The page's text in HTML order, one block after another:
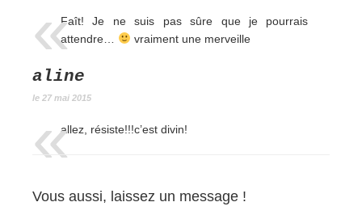
Faît! Je ne suis pas sûre que je pourrais
attendre…
vraiment une merveille
aline
le 27 mai 2015
allez, résiste!!!c’est divin!
Vous aussi, laissez un message !